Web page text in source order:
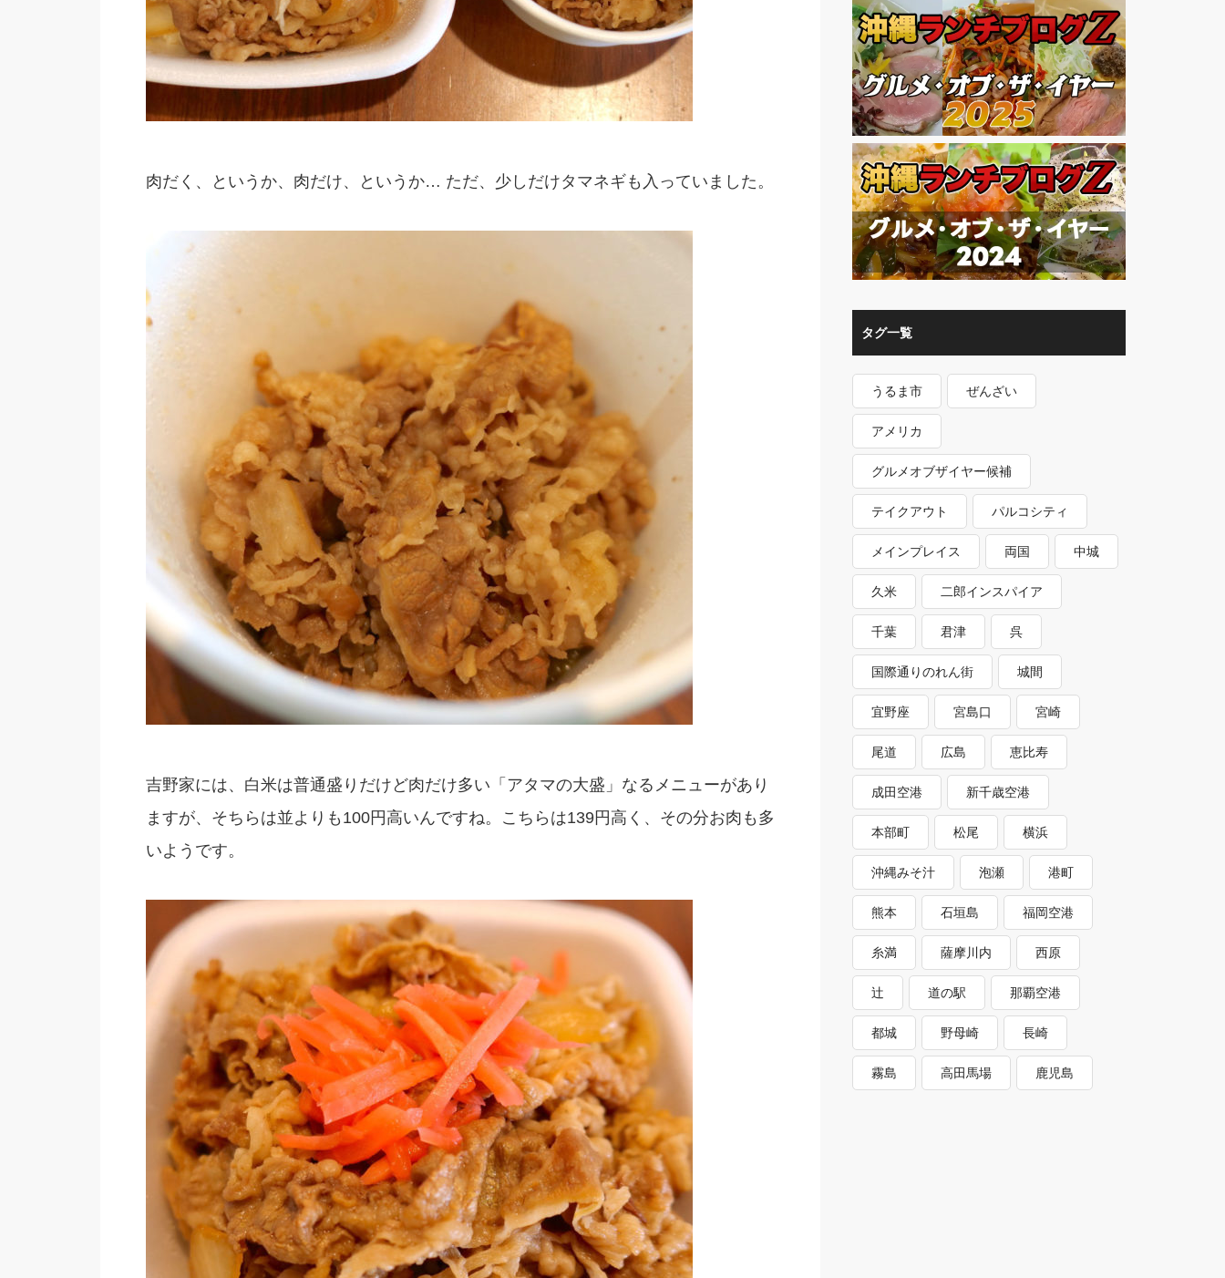
肉だく、というか、肉だけ、というか… ただ、少しだけタマネギも入っていました。
吉野家には、白米は普通盛りだけど肉だけ多い「アタマの大盛」なるメニューがあり
ますが、そちらは並よりも100円高いんですね。こちらは139円高く、その分お肉も多
いようです。
タグ一覧
うるま市 ぜんざい
アメリカ
グルメオブザイヤー候補
テイクアウト パルコシティ
メインプレイス 両国 中城
久米 二郎インスパイア
千葉 君津 呉
国際通りのれん街 城間
宜野座 宮島口 宮崎
尾道 広島 恵比寿
成田空港 新千歳空港
本部町 松尾 横浜
沖縄みそ汁 泡瀬 港町
熊本 石垣島 福岡空港
糸満 薩摩川内 西原
辻 道の駅 那覇空港
都城 野母崎 長崎
霧島 高田馬場 鹿児島